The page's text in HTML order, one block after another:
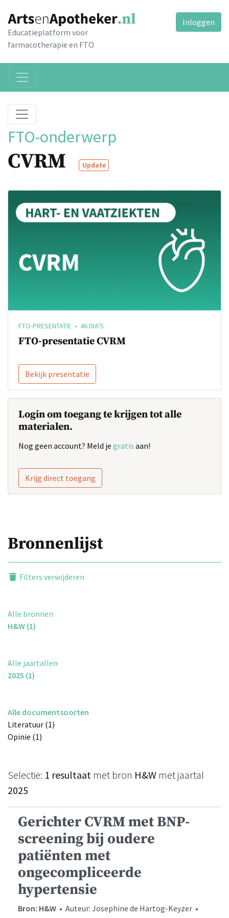
Educatieplatform voor
farmacotherapie en FTO
Inloggen
FTO-onderwerp
CVRM Update
FTO-PRESENTATIE • 46 DIA'S
FTO-presentatie CVRM
Bekijk presentatie
Login om toegang te krijgen tot alle
materialen.
Nog geen account? Meld je gratis aan!
Krijg direct toegang
Bronnenlijst
Filters verwijderen
Alle bronnen
H&W (1)
Alle jaartallen
2025 (1)
Alle documentsoorten
Literatuur (1)
Opinie (1)
Selectie: 1 resultaat met bron H&W met jaartal
2025
Gerichter CVRM met BNP-
screening bij oudere
patiënten met
ongecompliceerde
hypertensie
Bron: H&W • Auteur: Josephine de Hartog-Keyzer •